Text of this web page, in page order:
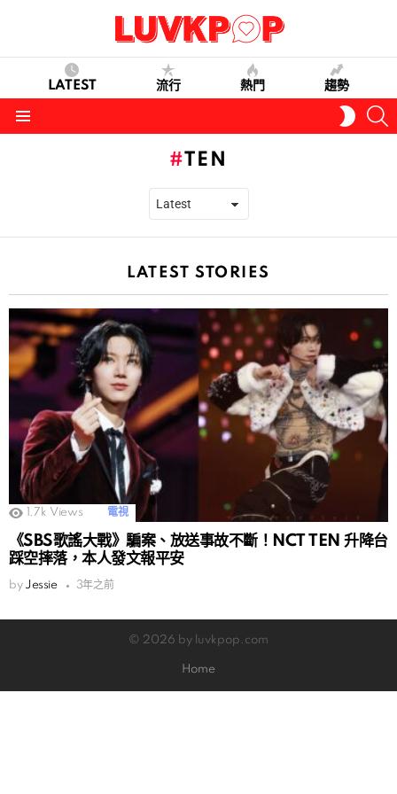
LATEST 流行 熱門 趨勢
SKIN
TEN
LATEST STORIES
1.7k Views 電視
《SBS歌謠大戰》騙案、放送事故不斷！NCT TEN 升降台
踩空摔落，本人發文報平安
by Jessie 3年之前
© 2026 by luvkpop.com
Home